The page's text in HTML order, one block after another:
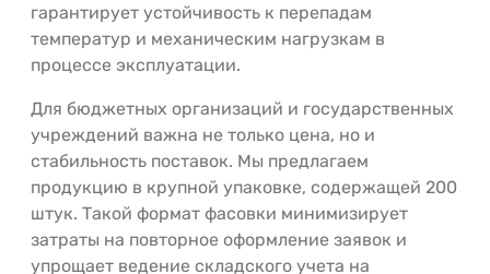
гарантирует устойчивость к перепадам
температур и механическим нагрузкам в
процессе эксплуатации.
Для бюджетных организаций и государственных
учреждений важна не только цена, но и
стабильность поставок. Мы предлагаем
продукцию в крупной упаковке, содержащей 200
штук. Такой формат фасовки минимизирует
затраты на повторное оформление заявок и
упрощает ведение складского учета на